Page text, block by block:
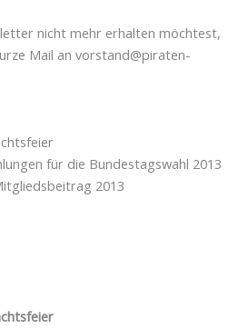
nicht mehr erhalten möchtest,
Mail an vorstand@piraten-
für die Bundestagswahl 2013
2013